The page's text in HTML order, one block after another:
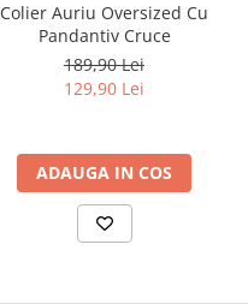
Colier Auriu Oversized Cu
Pandantiv Cruce
189,90 Lei
129,90 Lei
ADAUGA IN COS